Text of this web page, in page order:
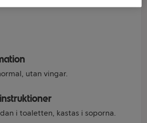
utan vingar.
i toaletten, kastas i soporna.